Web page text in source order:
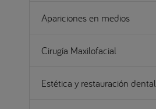
Apariciones en medios
Cirugía Maxilofacial
Estética y restauración dental